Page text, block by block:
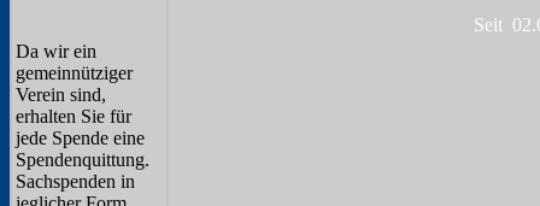
Da wir ein
gemeinnütziger
Verein sind,
erhalten Sie für
jede Spende eine
Spendenquittung.
Sachspenden in
Seit